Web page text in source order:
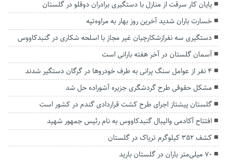
پایان کار سرقت از منازل با دستگیری برادران دوقلو در گلستان
خسارت باران شدید آخرین روز بهار به مراوه‌تپه
دستگیری سه نفرازشکارچیان غیر مجاز با اسلحه شکاری در گنبدکاووس
آسمان گلستان در آخر هفته بارانی است
۴ نفر از عوامل سنگ پرانی به طرف خودروها در گرگان دستگیر شدند
مشکل حقوقی طرح گردشگری جزیره آشوراده حل شد
گلستان پیشتاز اجرای طرح کشت قراردادی گندم در کشور است
افتتاح آکادمی والیبال گنبدکاووس به نام رئیس جمهور شهید
کشف ۳۵۲ کیلوگرم تریاک در گلستان
۷۰ میلی‌متر باران در گلستان بارید